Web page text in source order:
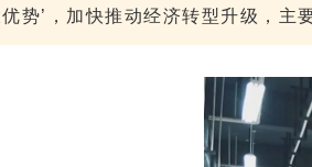
势’，加快推动经济转型升级，主